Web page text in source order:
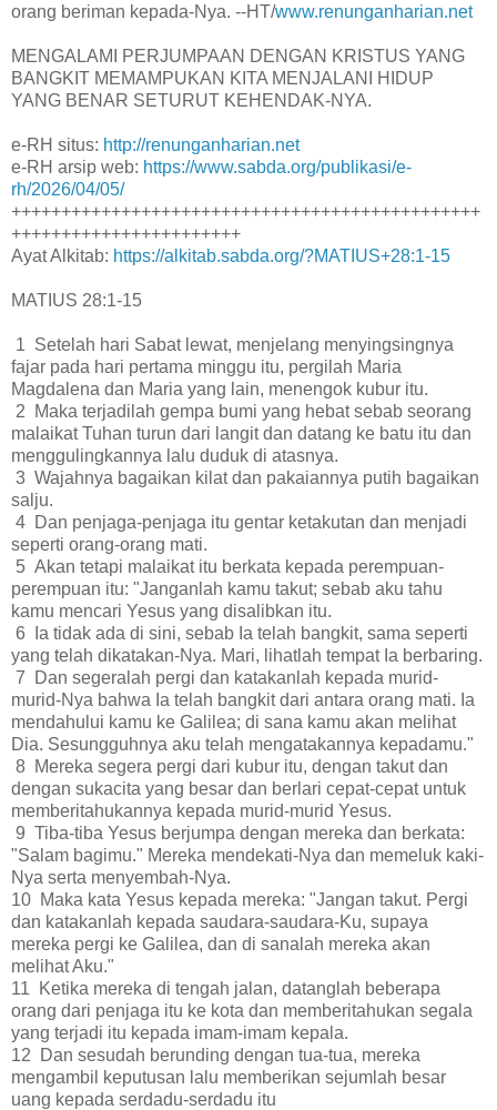
orang beriman kepada-Nya. --HT/www.renunganharian.net
MENGALAMI PERJUMPAAN DENGAN KRISTUS YANG
BANGKIT MEMAMPUKAN KITA MENJALANI HIDUP
YANG BENAR SETURUT KEHENDAK-NYA.
e-RH situs: http://renunganharian.net
e-RH arsip web: https://www.sabda.org/publikasi/e-
rh/2026/04/05/
+++++++++++++++++++++++++++++++++++++++++++++++
+++++++++++++++++++++++
Ayat Alkitab: https://alkitab.sabda.org/?MATIUS+28:1-15
MATIUS 28:1-15
1 Setelah hari Sabat lewat, menjelang menyingsingnya
fajar pada hari pertama minggu itu, pergilah Maria
Magdalena dan Maria yang lain, menengok kubur itu.
2 Maka terjadilah gempa bumi yang hebat sebab seorang
malaikat Tuhan turun dari langit dan datang ke batu itu dan
menggulingkannya lalu duduk di atasnya.
3 Wajahnya bagaikan kilat dan pakaiannya putih bagaikan
salju.
4 Dan penjaga-penjaga itu gentar ketakutan dan menjadi
seperti orang-orang mati.
5 Akan tetapi malaikat itu berkata kepada perempuan-
perempuan itu: "Janganlah kamu takut; sebab aku tahu
kamu mencari Yesus yang disalibkan itu.
6 Ia tidak ada di sini, sebab Ia telah bangkit, sama seperti
yang telah dikatakan-Nya. Mari, lihatlah tempat Ia berbaring.
7 Dan segeralah pergi dan katakanlah kepada murid-
murid-Nya bahwa Ia telah bangkit dari antara orang mati. Ia
mendahului kamu ke Galilea; di sana kamu akan melihat
Dia. Sesungguhnya aku telah mengatakannya kepadamu."
8 Mereka segera pergi dari kubur itu, dengan takut dan
dengan sukacita yang besar dan berlari cepat-cepat untuk
memberitahukannya kepada murid-murid Yesus.
9 Tiba-tiba Yesus berjumpa dengan mereka dan berkata:
"Salam bagimu." Mereka mendekati-Nya dan memeluk kaki-
Nya serta menyembah-Nya.
10 Maka kata Yesus kepada mereka: "Jangan takut. Pergi
dan katakanlah kepada saudara-saudara-Ku, supaya
mereka pergi ke Galilea, dan di sanalah mereka akan
melihat Aku."
11 Ketika mereka di tengah jalan, datanglah beberapa
orang dari penjaga itu ke kota dan memberitahukan segala
yang terjadi itu kepada imam-imam kepala.
12 Dan sesudah berunding dengan tua-tua, mereka
mengambil keputusan lalu memberikan sejumlah besar
uang kepada serdadu-serdadu itu